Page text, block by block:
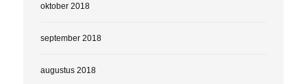
oktober 2018
september 2018
augustus 2018